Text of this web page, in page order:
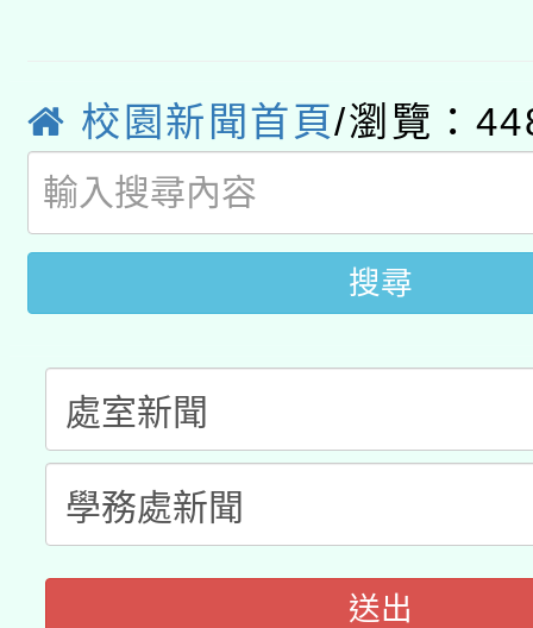
薪期間赴陸應申請許可
轉知經濟部水利署委託
業技術研究院辦理「
用水績優單位及節水達
115年8月22日(星期六
桃園市孔廟祈福系列
開 智慧啟航」
2026年桃園地景藝術
校園新聞首頁/瀏覽：
搜尋
送出